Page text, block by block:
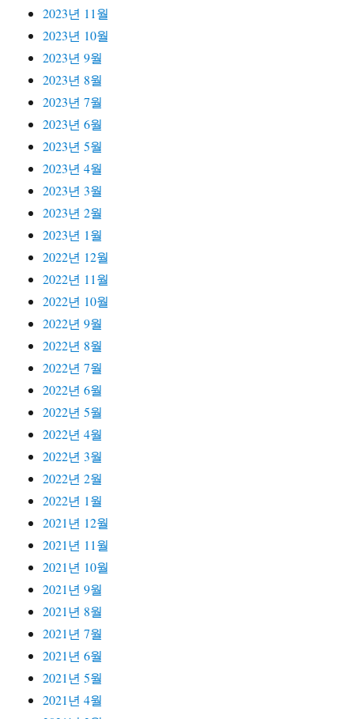
2023년 11월
2023년 10월
2023년 9월
2023년 8월
2023년 7월
2023년 6월
2023년 5월
2023년 4월
2023년 3월
2023년 2월
2023년 1월
2022년 12월
2022년 11월
2022년 10월
2022년 9월
2022년 8월
2022년 7월
2022년 6월
2022년 5월
2022년 4월
2022년 3월
2022년 2월
2022년 1월
2021년 12월
2021년 11월
2021년 10월
2021년 9월
2021년 8월
2021년 7월
2021년 6월
2021년 5월
2021년 4월